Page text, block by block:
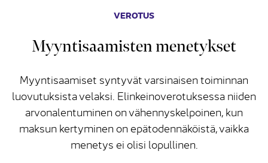
VEROTUS
Myyntisaamisten menetykset
Myyntisaamiset syntyvät varsinaisen toiminnan
luovutuksista velaksi. Elinkeinoverotuksessa niiden
arvonalentuminen on vähennyskelpoinen, kun
maksun kertyminen on epätodennäköistä, vaikka
menetys ei olisi lopullinen.